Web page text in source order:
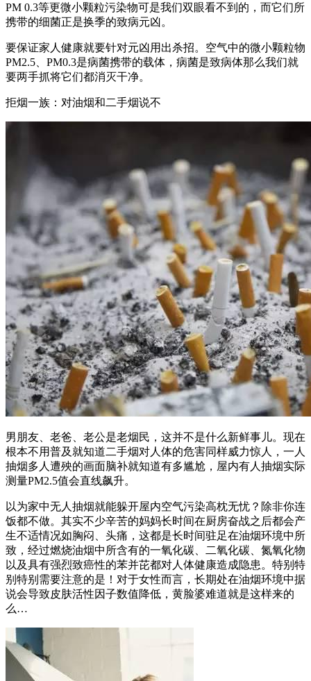
PM 0.3等更微小颗粒污染物可是我们双眼看不到的，而它们所
携带的细菌正是换季的致病元凶。
要保证家人健康就要针对元凶用出杀招。空气中的微小颗粒物
PM2.5、PM0.3是病菌携带的载体，病菌是致病体那么我们就
要两手抓将它们都消灭干净。
拒烟一族：对油烟和二手烟说不
男朋友、老爸、老公是老烟民，这并不是什么新鲜事儿。现在
根本不用普及就知道二手烟对人体的危害同样威力惊人，一人
抽烟多人遭殃的画面脑补就知道有多尴尬，屋内有人抽烟实际
测量PM2.5值会直线飙升。
以为家中无人抽烟就能躲开屋内空气污染高枕无忧？除非你连
饭都不做。其实不少辛苦的妈妈长时间在厨房奋战之后都会产
生不适情况如胸闷、头痛，这都是长时间驻足在油烟环境中所
致，经过燃烧油烟中所含有的一氧化碳、二氧化碳、氮氧化物
以及具有强烈致癌性的苯并芘都对人体健康造成隐患。特别特
别特别需要注意的是！对于女性而言，长期处在油烟环境中据
说会导致皮肤活性因子数值降低，黄脸婆难道就是这样来的
么…